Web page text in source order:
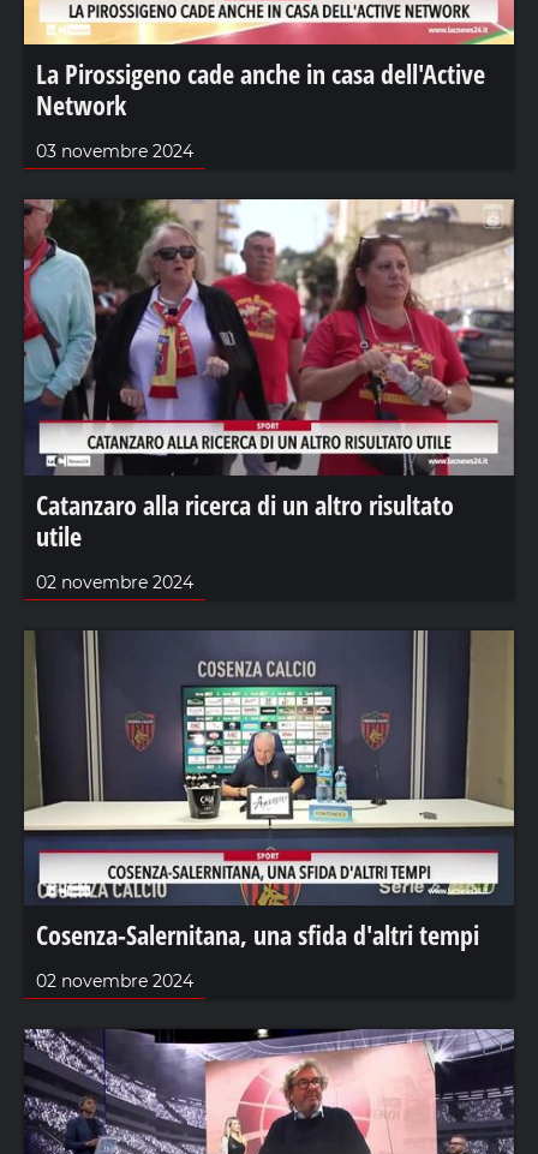
La Pirossigeno cade anche in casa dell'Active
Network
03 novembre 2024
Catanzaro alla ricerca di un altro risultato
utile
02 novembre 2024
Cosenza-Salernitana, una sfida d'altri tempi
02 novembre 2024